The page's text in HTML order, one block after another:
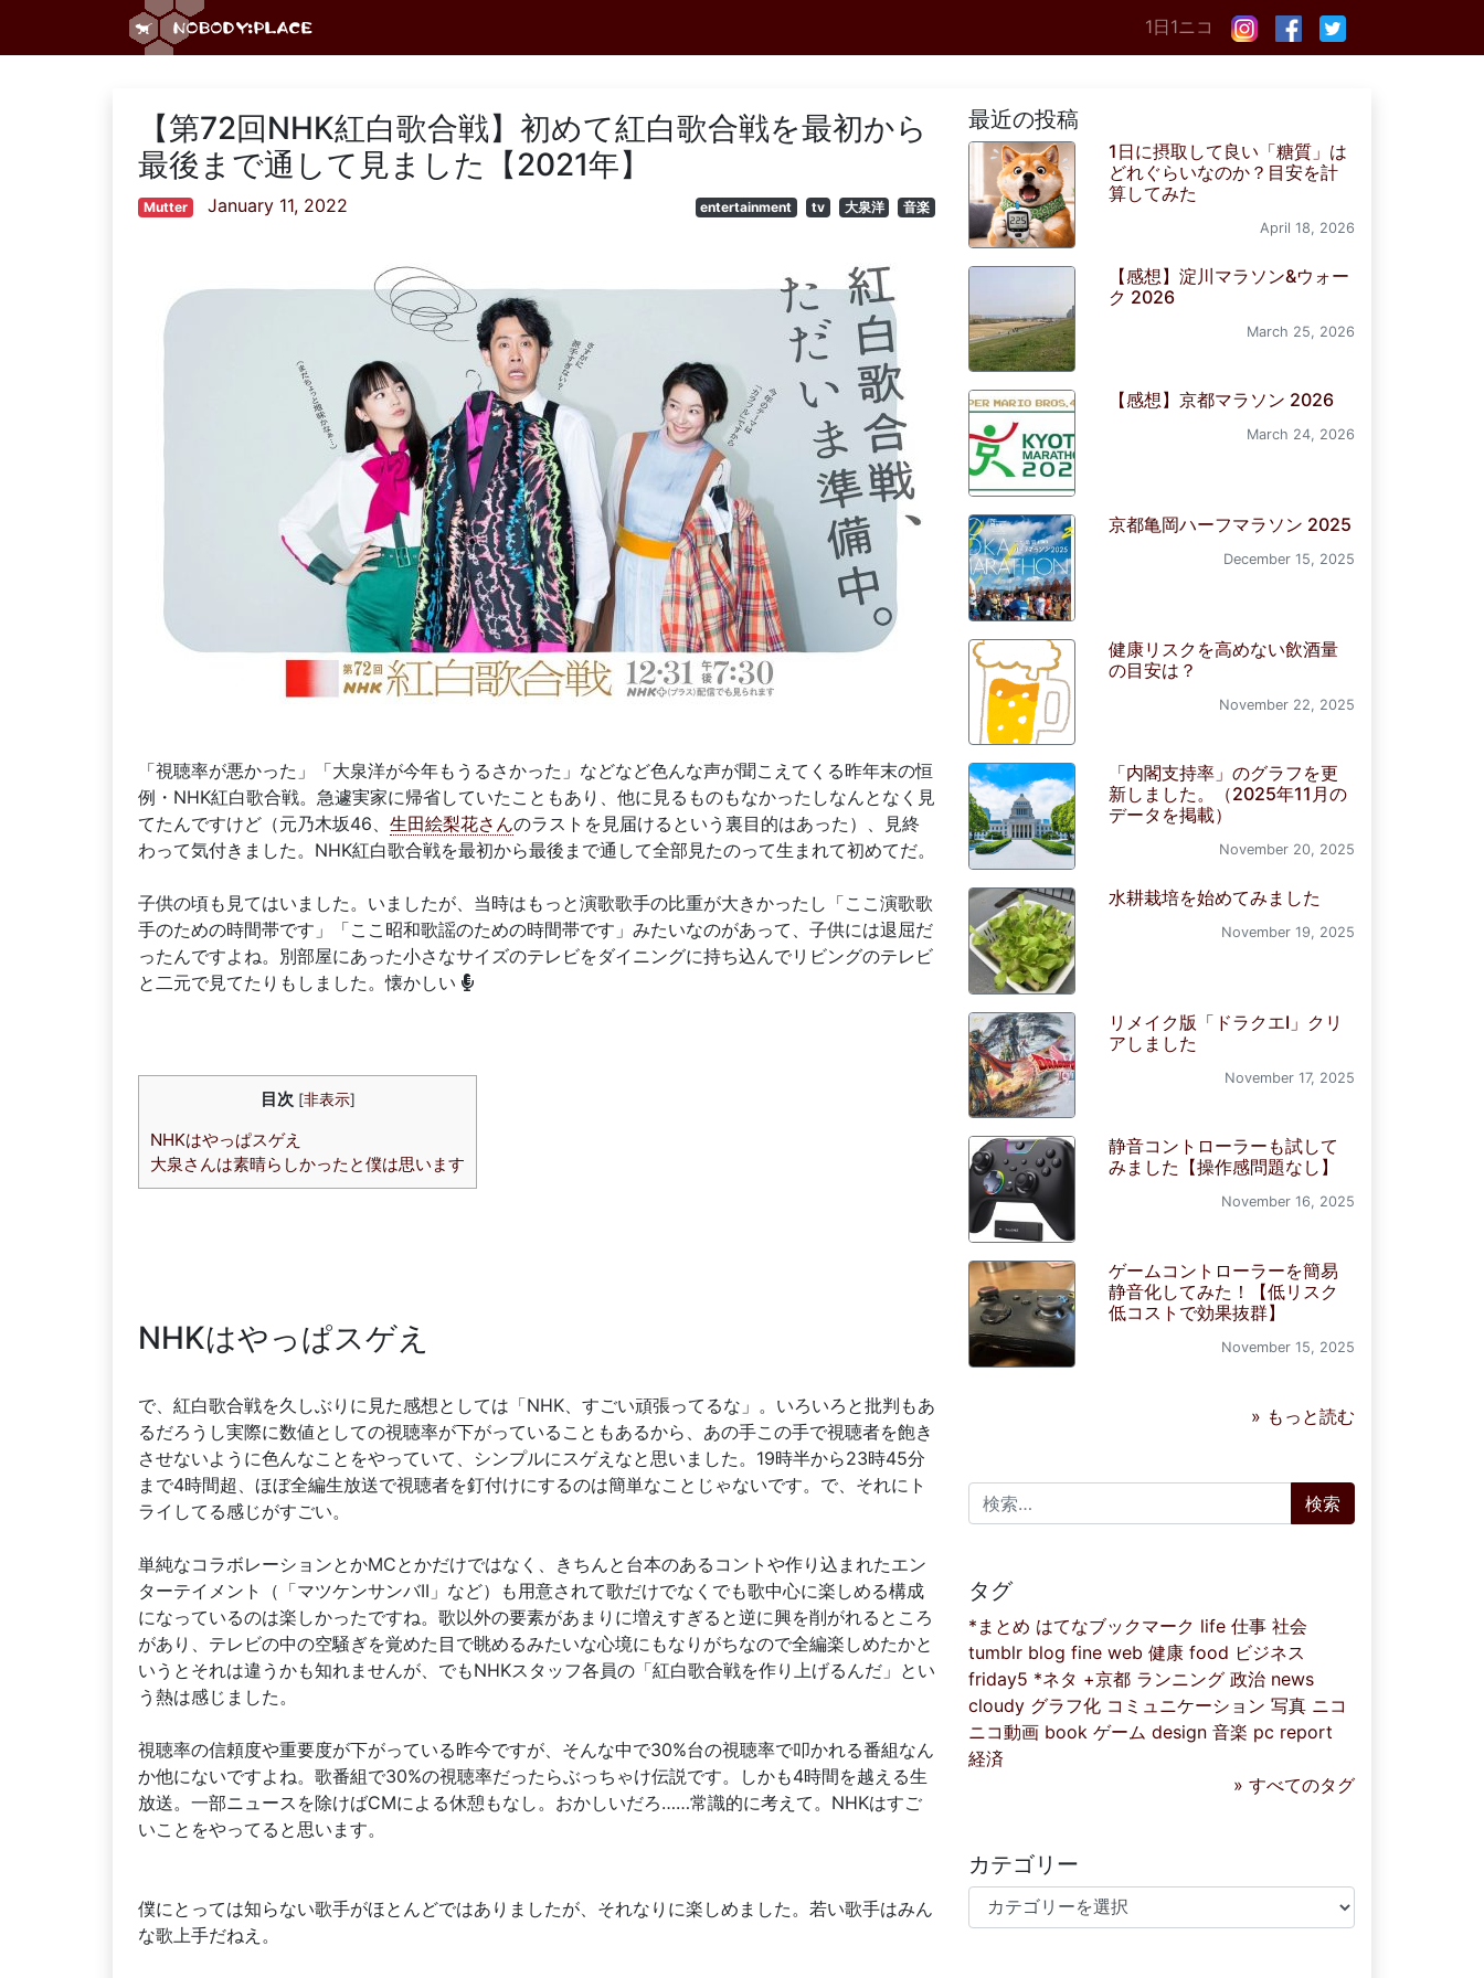
1日1ニコ
【第72回NHK紅白歌合戦】初めて紅白歌合戦を最初から
最後まで通して見ました【2021年】
Mutter January 11, 2022 entertainment tv 大泉洋 音楽
「視聴率が悪かった」「大泉洋が今年もうるさかった」などなど色んな声が聞こえてくる昨年末の恒
例・NHK紅白歌合戦。急遽実家に帰省していたこともあり、他に見るものもなかったしなんとなく見
てたんですけど（元乃木坂46、 生田絵梨花さんのラストを見届けるという裏目的はあった）、見終
わって気付きました。NHK紅白歌合戦を最初から最後まで通して全部見たのって生まれて初めてだ。
子供の頃も見てはいました。いましたが、当時はもっと演歌歌手の比重が大きかったし「ここ演歌歌
手のための時間帯です」「ここ昭和歌謡のための時間帯です」みたいなのがあって、子供には退屈だ
ったんですよね。別部屋にあった小さなサイズのテレビをダイニングに持ち込んでリビングのテレビ
と二元で見てたりもしました。懐かしい
目次 [非表示]
NHKはやっぱスゲえ
大泉さんは素晴らしかったと僕は思います
NHKはやっぱスゲえ
で、紅白歌合戦を久しぶりに見た感想としては「NHK、すごい頑張ってるな」。いろいろと批判もあ
るだろうし実際に数値としての視聴率が下がっていることもあるから、あの手この手で視聴者を飽き
させないように色んなことをやっていて、シンプルにスゲえなと思いました。19時半から23時45分
まで4時間超、ほぼ全編生放送で視聴者を釘付けにするのは簡単なことじゃないです。で、それにト
ライしてる感じがすごい。
単純なコラボレーションとかMCとかだけではなく、きちんと台本のあるコントや作り込まれたエン
ターテイメント（「マツケンサンバII」など）も用意されて歌だけでなくでも歌中心に楽しめる構成
になっているのは楽しかったですね。歌以外の要素があまりに増えすぎると逆に興を削がれるところ
があり、テレビの中の空騒ぎを覚めた目で眺めるみたいな心境にもなりがちなので全編楽しめたかと
いうとそれは違うかも知れませんが、でもNHKスタッフ各員の「紅白歌合戦を作り上げるんだ」とい
う熱は感じました。
視聴率の信頼度や重要度が下がっている昨今ですが、そんな中で30%台の視聴率で叩かれる番組なん
か他にないですよね。歌番組で30%の視聴率だったらぶっちゃけ伝説です。しかも4時間を越える生
放送。一部ニュースを除けばCMによる休憩もなし。おかしいだろ……常識的に考えて。NHKはすご
いことをやってると思います。
僕にとっては知らない歌手がほとんどではありましたが、それなりに楽しめました。若い歌手はみん
な歌上手だねえ。
最近の投稿
1日に摂取して良い「糖質」は
どれぐらいなのか？目安を計
算してみた
April 18, 2026
【感想】淀川マラソン&ウォー
ク 2026
March 25, 2026
【感想】京都マラソン 2026
March 24, 2026
京都亀岡ハーフマラソン 2025
December 15, 2025
健康リスクを高めない飲酒量
の目安は？
November 22, 2025
「内閣支持率」のグラフを更
新しました。（2025年11月の
データを掲載）
November 20, 2025
水耕栽培を始めてみました
November 19, 2025
リメイク版「ドラクエI」クリ
アしました
November 17, 2025
静音コントローラーも試して
みました【操作感問題なし】
November 16, 2025
ゲームコントローラーを簡易
静音化してみた！【低リスク
低コストで効果抜群】
November 15, 2025
» もっと読む
検索:
タグ
*まとめ はてなブックマーク life 仕事 社会
tumblr blog fine web 健康 food ビジネス
friday5 *ネタ +京都 ランニング 政治 news
cloudy グラフ化 コミュニケーション 写真 ニコ
ニコ動画 book ゲーム design 音楽 pc report
経済
» すべてのタグ
カテゴリー
カテゴリー